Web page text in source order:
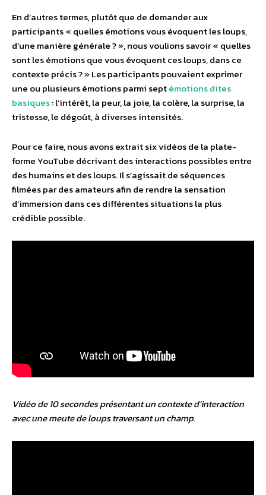
En d’autres termes, plutôt que de demander aux
participants « quelles émotions vous évoquent les loups,
d’une manière générale ? », nous voulions savoir « quelles
sont les émotions que vous évoquent ces loups, dans ce
contexte précis ? » Les participants pouvaient exprimer
une ou plusieurs émotions parmi septémotions dites
basiques: l’intérêt, la peur, la joie, la colère, la surprise, la
tristesse, le dégoût, à diverses intensités.
Pour ce faire, nous avons extrait six vidéos de la plate-
forme YouTube décrivant des interactions possibles entre
des humains et des loups. Il s’agissait de séquences
filmées par des amateurs afin de rendre la sensation
d’immersion dans ces différentes situations la plus
crédible possible.
Vidéo de 10 secondes présentant un contexte d’interaction
avec une meute de loups traversant un champ.